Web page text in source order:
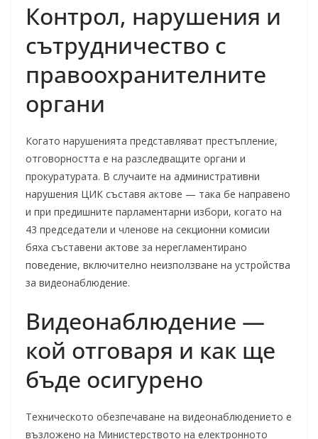
Контрол, нарушения и
сътрудничество с
правоохранителните
органи
Когато нарушенията представляват престъпление,
отговорността е на разследващите органи и
прокуратурата. В случаите на административни
нарушения ЦИК съставя актове — така бе направено
и при предишните парламентарни избори, когато на
43 председатели и членове на секционни комисии
бяха съставени актове за нерегламентирано
поведение, включително неизползване на устройства
за видеонаблюдение.
Видеонаблюдение —
кой отговаря и как ще
бъде осигурено
Техническото обезпечаване на видеонаблюдението е
възложено на Министерството на електронното